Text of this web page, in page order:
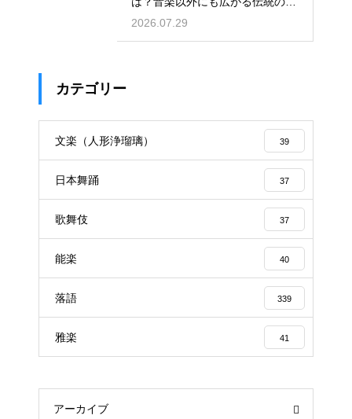
跡
2026.07.29
カテゴリー
文楽（人形浄瑠璃） 39
日本舞踊 37
歌舞伎 37
能楽 40
落語 339
雅楽 41
アーカイブ